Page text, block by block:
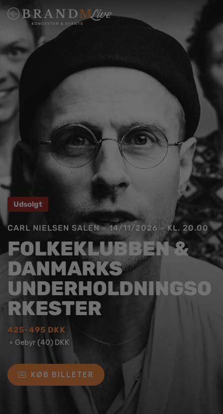
Udsolgt
CARL NIELSEN SALEN - 14/11/2026 - KL. 20.00
FOLKEKLUBBEN &
DANMARKS
UNDERHOLDNINGSO
RKESTER
425-495 DKK
+ Gebyr (40) DKK
KØB BILLETER